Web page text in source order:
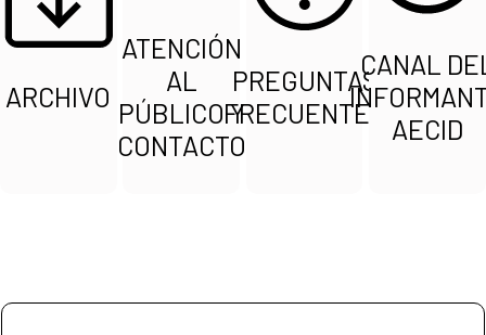
ARCHIVO
ATENCIÓN
AL
PÚBLICO Y
CONTACTO
PREGUNTAS
FRECUENTES
CANAL
AECID